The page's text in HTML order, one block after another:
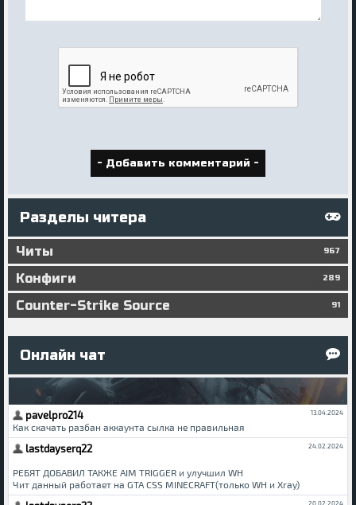
Разделы читера
Читы 967
Конфиги 289
Counter-Strike Source 91
Онлайн чат